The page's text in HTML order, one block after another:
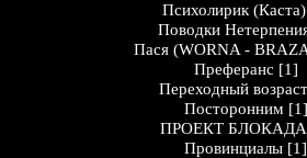
Психолирик (Каста)
Поводки
Пася (WORNA -
Преферанс [1]
Переходный возраст
Посторонним [1]
ПРОЕКТ БЛОКАДА
Провинциалы [1]